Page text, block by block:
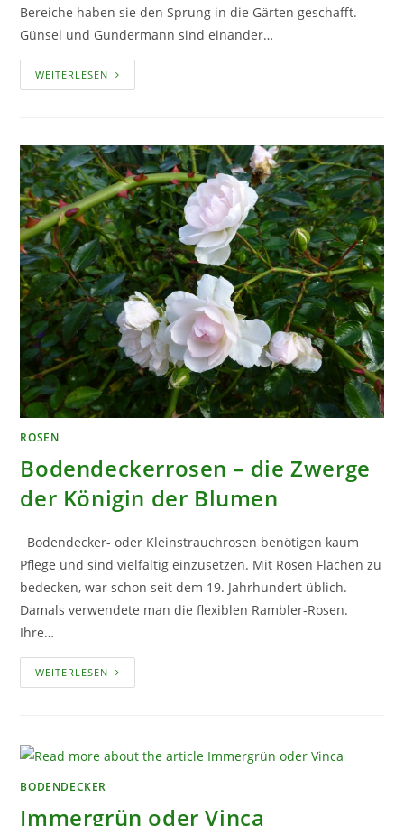
Bereiche haben sie den Sprung in die Gärten geschafft.
Günsel und Gundermann sind einander…
WEITERLESEN GÜNSEL
UND
SCHATTIGE
BEREICHE
ROSEN
Bodendeckerrosen – die Zwerge
der Königin der Blumen
Bodendecker- oder Kleinstrauchrosen benötigen kaum
Pflege und sind vielfältig einzusetzen. Mit Rosen Flächen zu
bedecken, war schon seit dem 19. Jahrhundert üblich.
Damals verwendete man die flexiblen Rambler-Rosen.
Ihre…
WEITERLESEN BODENDECKERROSEN
–
DER
BLUMEN
BODENDECKER
Immergrün oder Vinca